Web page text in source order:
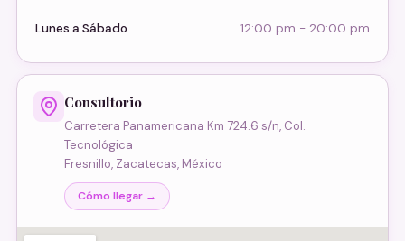
Lunes a Sábado 12:00 pm - 20:00 pm
Consultorio
Carretera Panamericana Km 724.6 s/n, Col.
Tecnológica
Fresnillo, Zacatecas, México
Cómo llegar →